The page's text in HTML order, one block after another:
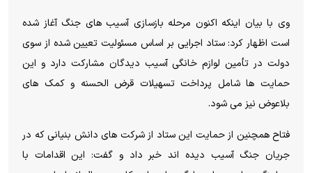
وی با بیان اینکه اکنون مرحله بازسازی آسیب های جنگ آغاز شده
است اظهار کرد: ستاد اجرایی بر اساس مسئولیت تعیین شده از سوی
دولت در تأمین لوازم خانگی آسیب دیدگان مشارکت دارد و این
حمایت ها شامل پرداخت تسهیلات قرض الحسنه و کمک های
بلاعوض نیز می شود.
فتاح همچنین از حمایت این ستاد از شرکت های دانش بنیانی که در
جریان جنگ آسیب دیده اند خبر داد و گفت: این اقدامات با